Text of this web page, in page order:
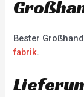
Bester
fabrik.